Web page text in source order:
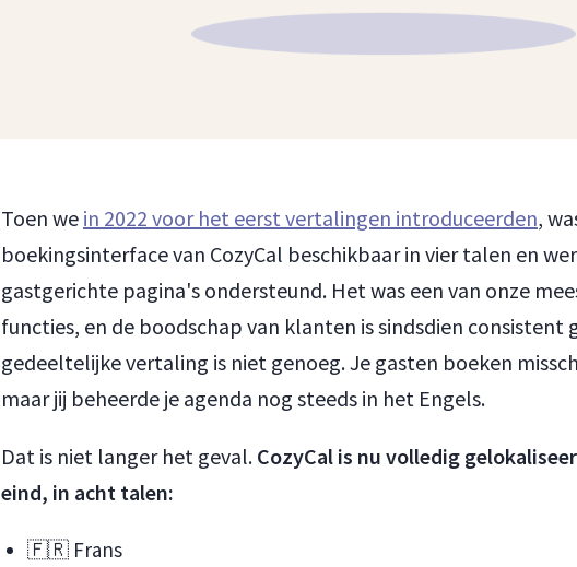
Toen we in 2022 voor het eerst vertalingen introduceerden,
boekingsinterface van CozyCal beschikbaar in vier talen en
gastgerichte pagina's ondersteund. Het was een van onze
functies, en de boodschap van klanten is sindsdien consistent
gedeeltelijke vertaling is niet genoeg. Je gasten boeken
maar jij beheerde je agenda nog steeds in het Engels.
Dat is niet langer het geval. CozyCal is nu volledig
eind, in acht talen:
🇫🇷 Frans